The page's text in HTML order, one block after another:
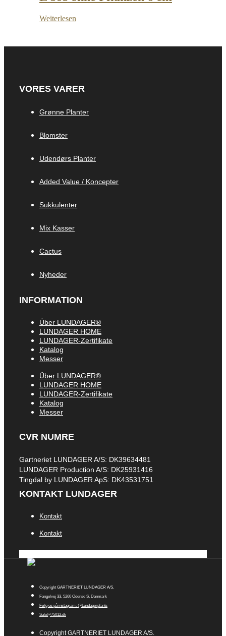
Weiterlesen
VORES VARER
Grønne Planter
Blomster
Udendørs Planter
Added Value / Koncepter
Sukkulenter
Mix Kasser
Cactus
Nyheder
INFORMATION
Über LUNDAGER®
LUNDAGER HOME
LUNDAGER-Zertifikate
Katalog
Messer
Über LUNDAGER®
LUNDAGER HOME
LUNDAGER-Zertifikate
Katalog
Messer
CVR NUMRE
Gartneriet LUNDAGER A/S: DK39634481
LUNDAGER Production A/S: DK25931416
Tingdal by LUNDAGER ApS: DK43531751
KONTAKT LUNDAGER
Kontakt
Kontakt
Copyright GARTNERIET LUNDAGER A/S.
Fangelvej 33, 5260 Odense S, Danmark
Følg os på instagram: @Lundagerplants
Sale@75012.dk
Copyright GARTNERIET LUNDAGER A/S.